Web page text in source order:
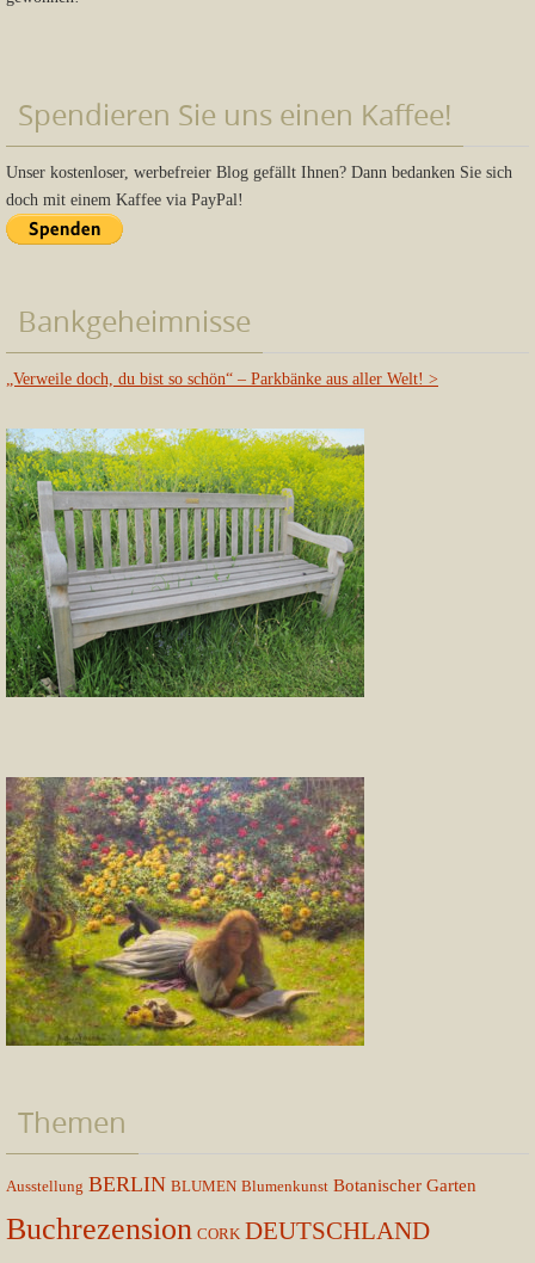
Spendieren Sie uns einen Kaffee!
Unser kostenloser, werbefreier Blog gefällt Ihnen? Dann bedanken Sie sich
doch mit einem Kaffee via PayPal!
Bankgeheimnisse
„Verweile doch, du bist so schön“ – Parkbänke aus aller Welt! >
Themen
Ausstellung BERLIN BLUMEN Blumenkunst Botanischer Garten
Buchrezension CORK DEUTSCHLAND